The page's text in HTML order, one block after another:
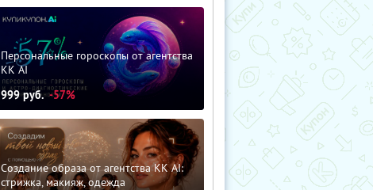
Персональные гороскопы от агентства
KK AI
999руб. -57%
Создание образа от агентства KK AI:
стрижка, макияж, одежда